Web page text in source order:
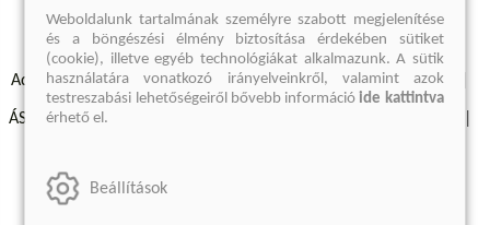
Adatvédelmi szabályzatok Elállási felmondási nyilatkozat
ÁSZF - Vásárlási feltételek
Szállítási információk
Weboldalunk tartalmának személyre szabott megjelenítése
és a böngészési élmény biztosítása érdekében sütiket
(cookie), illetve egyéb technológiákat alkalmazunk. A sütik
használatára vonatkozó irányelveinkről, valamint azok
testreszabási lehetőségeiről bővebb információide kattintva
érhető el.
Beállítások